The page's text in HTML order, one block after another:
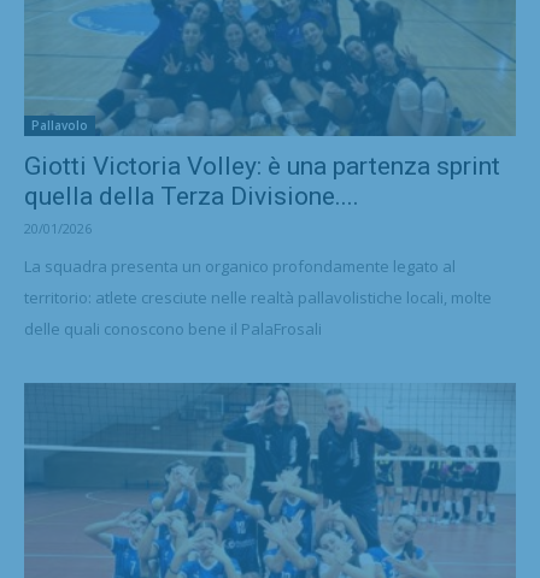
Pallavolo
Giotti Victoria Volley: è una partenza sprint
quella della Terza Divisione....
20/01/2026
La squadra presenta un organico profondamente legato al
territorio: atlete cresciute nelle realtà pallavolistiche locali, molte
delle quali conoscono bene il PalaFrosali